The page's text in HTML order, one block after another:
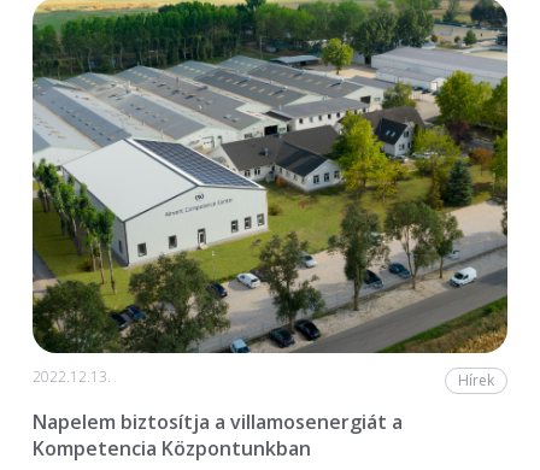
2022.12.13. Hírek
Napelem biztosítja a villamosenergiát a
Kompetencia Központunkban